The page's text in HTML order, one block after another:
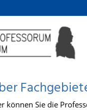
können Sie die